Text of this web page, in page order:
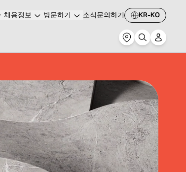
채용정보 방문하기 소식 문의하기 KR-KO